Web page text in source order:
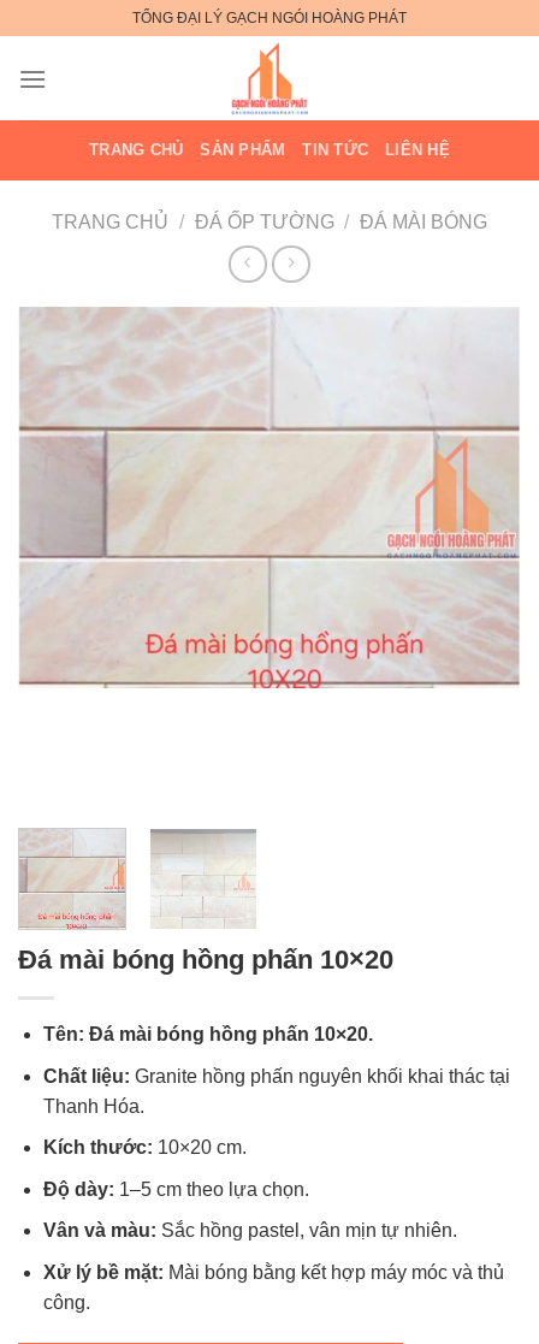
nội
TỔNG ĐẠI LÝ GẠCH NGÓI HOÀNG PHÁT
TRANG CHỦ SẢN PHẨM TIN TỨC LIÊN HỆ
TRANG CHỦ / ĐÁ ỐP TƯỜNG / ĐÁ MÀI BÓNG
Đá mài bóng hồng phấn 10×20
Tên: Đá mài bóng hồng phấn 10×20.
Chất liệu: Granite hồng phấn nguyên khối khai thác tại
Thanh Hóa.
Kích thước: 10×20 cm.
Độ dày: 1–5 cm theo lựa chọn.
Vân và màu: Sắc hồng pastel, vân mịn tự nhiên.
Xử lý bề mặt: Mài bóng bằng kết hợp máy móc và thủ
công.